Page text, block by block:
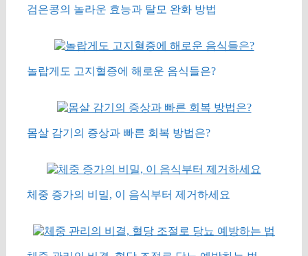
검은콩의 놀라운 효능과 탈모 완화 방법
놀랍게도 고지혈증에 해로운 음식들은?
몸살 감기의 증상과 빠른 회복 방법은?
체중 증가의 비밀, 이 음식부터 제거하세요